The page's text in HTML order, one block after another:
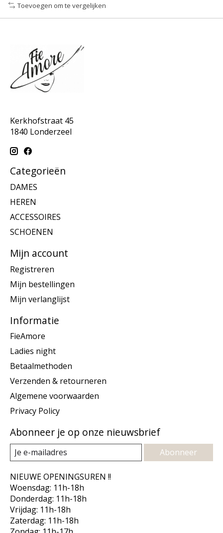
Toevoegen om te vergelijken
Kerkhofstraat 45
1840 Londerzeel
Categorieën
DAMES
HEREN
ACCESSOIRES
SCHOENEN
Mijn account
Registreren
Mijn bestellingen
Mijn verlanglijst
Informatie
FieAmore
Ladies night
Betaalmethoden
Verzenden & retourneren
Algemene voorwaarden
Privacy Policy
Abonneer je op onze nieuwsbrief
Abonneer
NIEUWE OPENINGSUREN !!
Woensdag: 11h-18h
Donderdag: 11h-18h
Vrijdag: 11h-18h
Zaterdag: 11h-18h